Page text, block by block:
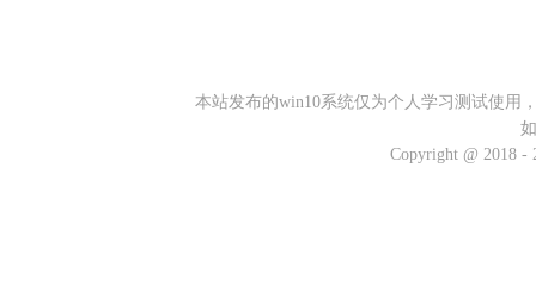
本站发布的win10系统仅为个人学习测试使用
Copyright @ 2018